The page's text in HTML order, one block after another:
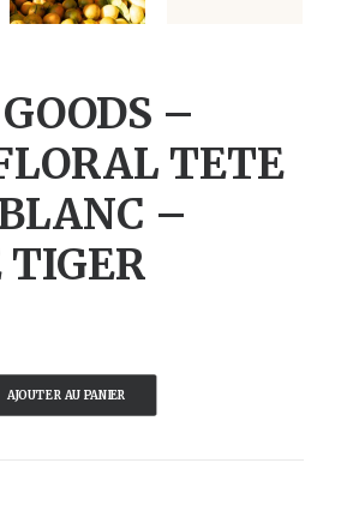
–
TETE
–
AJOUTER AU PANIER